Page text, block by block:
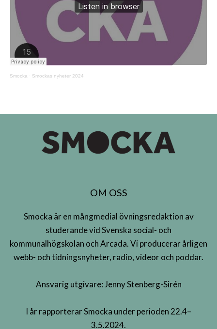
Smocka · Smockas nyheter 2024
OM OSS
Smocka är en mångmedial övningsredaktion av
studerande vid Svenska social- och
kommunalhögskolan och Arcada. Vi producerar årligen
webb- och tidningsnyheter, radio, videor och poddar.
Ansvarig utgivare: Jenny Stenberg-Sirén
I år rapporterar Smocka under perioden 22.4–
3.5.2024.